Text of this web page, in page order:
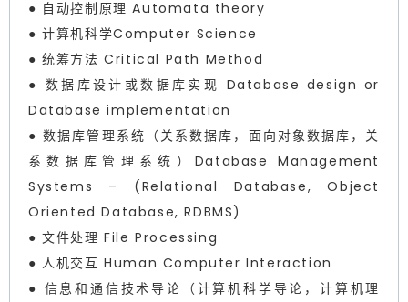
● 自动控制原理 Automata theory
● 计算机科学Computer Science
● 统筹方法 Critical Path Method
● 数据库设计或数据库实现 Database design or
Database implementation
● 数据库管理系统（关系数据库，面向对象数据库，关
系数据库管理系统）Database Management
Systems – (Relational Database, Object
Oriented Database, RDBMS)
● 文件处理 File Processing
● 人机交互 Human Computer Interaction
● 信息和通信技术导论（计算机科学导论，计算机理